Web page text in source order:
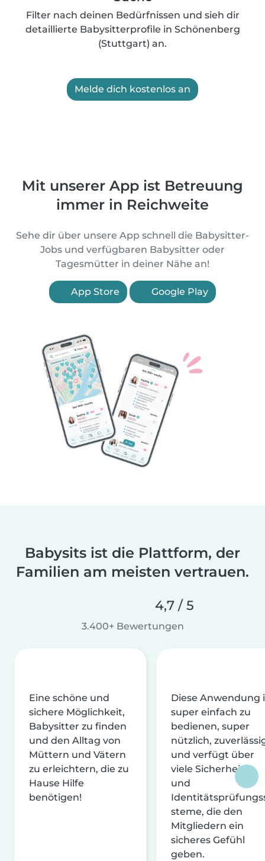
Filter nach deinen Bedürfnissen und sieh dir
detaillierte Babysitterprofile in Schönenberg
(Stuttgart) an.
Melde dich kostenlos an
Mit unserer App ist Betreuung
immer in Reichweite
Sehe dir über unsere App schnell die Babysitter-
Jobs und verfügbaren Babysitter oder
Tagesmütter in deiner Nähe an!
App Store Google Play
Babysits ist die Plattform, der
Familien am meisten vertrauen.
4,7 / 5
3.400+ Bewertungen
Eine schöne und
sichere Möglichkeit,
Babysitter zu finden
und den Alltag von
Müttern und Vätern
zu erleichtern, die zu
Hause Hilfe
benötigen!
Diese Anwendung
super einfach zu
bedienen, super
nützlich,
und verfügt über
viele Sicherheits-
und
steme, die den
Mitgliedern ein
sicheres Gefühl
geben.